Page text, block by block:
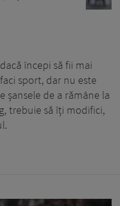
începi să fii mai
sport, dar nu este
șansele de a rămâne la
trebuie să îți modifici,